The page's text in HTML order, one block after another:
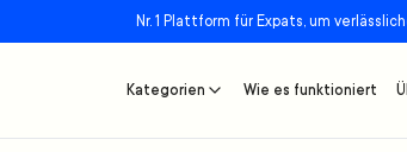
Nr. 1 Plattform für Expats, um
Kategorien Wie es funktioniert